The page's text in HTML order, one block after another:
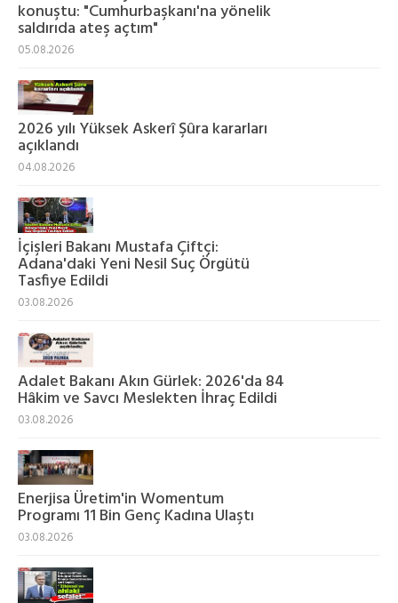
konuştu: "Cumhurbaşkanı'na yönelik
saldırıda ateş açtım"
05.08.2026
2026 yılı Yüksek Askerî Şûra kararları
açıklandı
04.08.2026
İçişleri Bakanı Mustafa Çiftçi:
Adana'daki Yeni Nesil Suç Örgütü
Tasfiye Edildi
03.08.2026
Adalet Bakanı Akın Gürlek: 2026'da 84
Hâkim ve Savcı Meslekten İhraç Edildi
03.08.2026
Enerjisa Üretim'in Womentum
Programı 11 Bin Genç Kadına Ulaştı
03.08.2026